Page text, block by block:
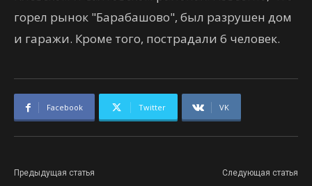
горел рынок "Барабашово", был разрушен дом
и гаражи. Кроме того, пострадали 6 человек.
Facebook Twitter VK
Предыдущая статья Следующая статья